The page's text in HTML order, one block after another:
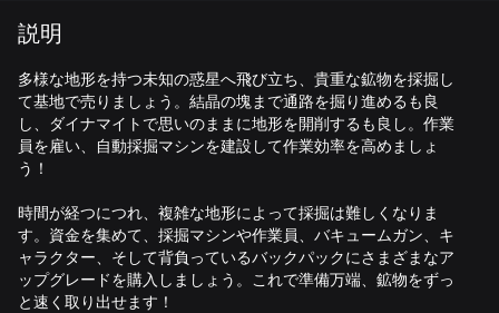
説明
多様な地形を持つ未知の惑星へ飛び立ち、貴重な鉱物を採掘し
て基地で売りましょう。結晶の塊まで通路を掘り進めるも良
し、ダイナマイトで思いのままに地形を開削するも良し。作業
員を雇い、自動採掘マシンを建設して作業効率を高めましょ
う！
時間が経つにつれ、複雑な地形によって採掘は難しくなりま
す。資金を集めて、採掘マシンや作業員、バキュームガン、キ
ャラクター、そして背負っているバックパックにさまざまなア
ップグレードを購入しましょう。これで準備万端、鉱物をずっ
と速く取り出せます！